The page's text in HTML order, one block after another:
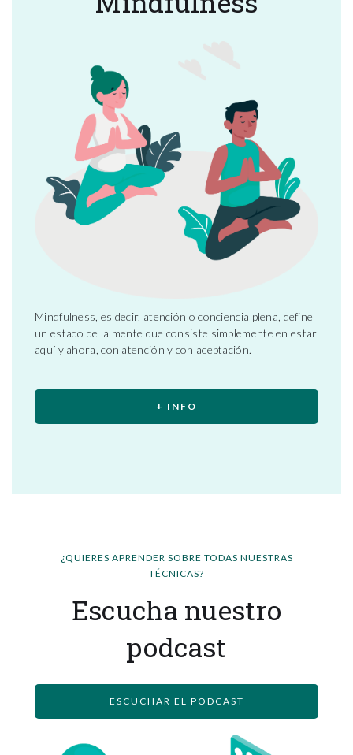
Mindfulness, es decir, atención o conciencia plena, define
un estado de la mente que consiste simplemente en estar
aquí y ahora, con atención y con aceptación.
+ INFO
¿QUIERES APRENDER SOBRE TODAS NUESTRAS
TÉCNICAS?
Escucha nuestro
podcast
ESCUCHAR EL PODCAST